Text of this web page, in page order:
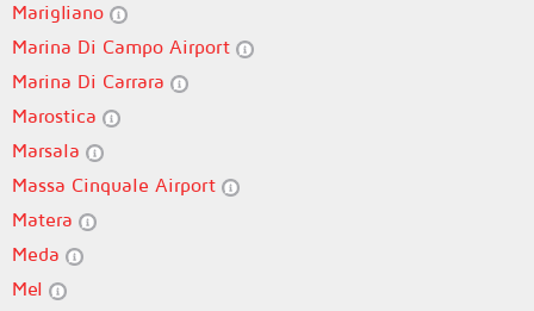
Marigliano
Marina Di Campo Airport
Marina Di Carrara
Marostica
Marsala
Massa Cinquale Airport
Matera
Meda
Mel